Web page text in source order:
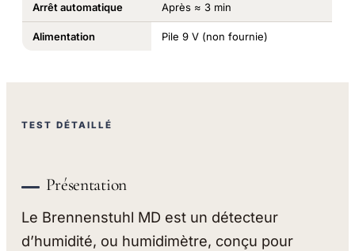
Arrêt automatique Après ≈ 3 min
Alimentation Pile 9 V (non fournie)
TEST DÉTAILLÉ
Présentation
Le Brennenstuhl MD est un détecteur
d’humidité, ou humidimètre, conçu pour